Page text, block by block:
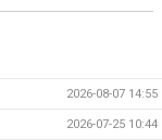
2026-08-07 14:55
2026-07-25 10:44